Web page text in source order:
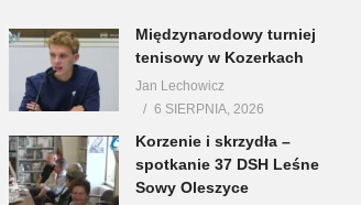
Międzynarodowy turniej
tenisowy w Kozerkach
Jan Lechowicz
6 SIERPNIA, 2026
Korzenie i skrzydła –
spotkanie 37 DSH Leśne
Sowy Oleszyce